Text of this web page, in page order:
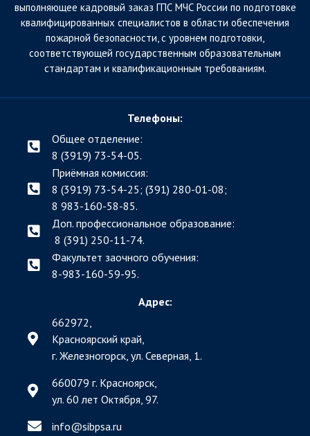
выполняющее кадровый заказ ГПС МЧС России по подготовке
квалифицированных специалистов в области обеспечения
пожарной безопасности, с уровнем подготовки,
соответствующей государственным образовательным
стандартам и квалификационным требованиям.
Телефоны:
Общее отделение:
8 (3919) 73-54-05.
Приёмная комиссия:
8 (3919) 73-54-25; (391) 280-01-08;
8 983-160-58-85.
Доп. профессиональное образование:
8 (391) 250-11-74.
Факультет заочного обучения:
8-983-160-59-95.
Адрес:
662972,
Красноярский край,
г. Железногорск, ул. Северная, 1.
660079 г. Красноярск,
ул. 60 лет Октября, 97.
info@sibpsa.ru